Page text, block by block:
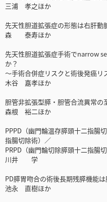
三浦 孝之ほか
先天性胆道拡張症の形態は右肝動
森 泰寿ほか
先天性胆道拡張症手術でnarrow
か？
～手術合併症リスクと術後発癌リ
木谷 嘉孝ほか
胆管非拡張型膵・胆管合流異常の
森根 裕二ほか
PPPD（幽門輪温存膵頭十二指腸
指腸切除術）／
PRPD（幽門輪切除膵頭十二指腸
川井 学
PD膵胃吻合の術後長期残膵機能
池永 直樹ほか